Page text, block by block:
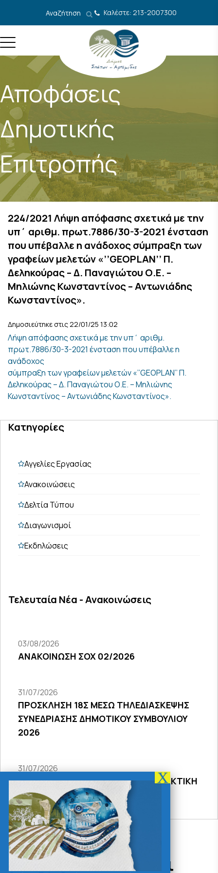
Αναζήτηση Καλέστε: 213-2007300
Αποφάσεις
Δημοτικής
Επιτροπής
224/2021 Λήψη απόφασης σχετικά με την
υπ΄ αριθμ. πρωτ.7886/30-3-2021 ένσταση
που υπέβαλλε η ανάδοχος σύμπραξη των
γραφείων μελετών «’’GEOPLAN’’ Π.
Δεληκούρας – Δ. Παναγιώτου Ο.Ε. –
Μηλιώνης Κωνσταντίνος – Αντωνιάδης
Κωνσταντίνος».
Δημοσιεύτηκε στις 22/01/25 13:02
Λήψη απόφασης σχετικά με την υπ΄ αριθμ.
πρωτ.7886/30-3-2021 ένσταση που υπέβαλλε η
ανάδοχος
σύμπραξη των γραφείων μελετών «’’GEOPLAN’’ Π.
Δεληκούρας – Δ. Παναγιώτου Ο.Ε. – Μηλιώνης
Κωνσταντίνος – Αντωνιάδης Κωνσταντίνος».
Κατηγορίες
Αγγελίες Εργασίας
Ανακοινώσεις
Δελτία Τύπου
Διαγωνισμοί
Εκδηλώσεις
Τελευταία Νέα - Ανακοινώσεις
03/08/2026
ΑΝΑΚΟΙΝΩΣΗ ΣΟΧ 02/2026
31/07/2026
ΠΡΟΣΚΛΗΣΗ 18Σ ΜΕΣΩ ΤΗΛΕΔΙΑΣΚΕΨΗΣ
ΣΥΝΕΔΡΙΑΣΗΣ ΔΗΜΟΤΙΚΟΥ ΣΥΜΒΟΥΛΙΟΥ
2026
31/07/2026
ΠΡΟΣΚΛΗΣΗ 27ης ΣΥΝΕΔΡΙΑΣΗΣ ΤΑΚΤΙΚΗ
ΔΙΑ ΖΩΣΗΣ
Δράσεις - Χρήσιμοι